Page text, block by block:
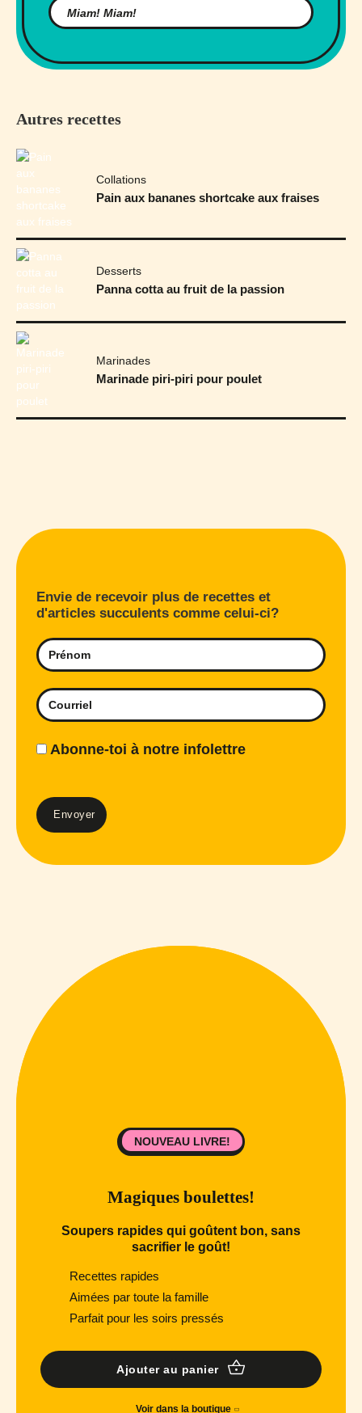
Autres recettes
Collations
Pain aux bananes shortcake aux fraises
Desserts
Panna cotta au fruit de la passion
Marinades
Marinade piri-piri pour poulet
Envie de recevoir plus de recettes et
d'articles succulents comme celui-ci?
Abonne-toi à notre infolettre
Magiques boulettes!
Soupers rapides qui goûtent bon, sans
sacrifier le goût!
Recettes rapides
Aimées par toute la famille
Parfait pour les soirs pressés
Ajouter au panier
Voir dans la boutique
NOUVEAU LIVRE!